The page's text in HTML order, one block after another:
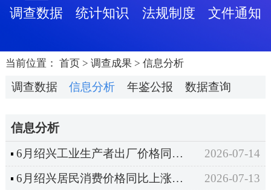
调查数据 统计知识 法规制度 文件通知
当前位置： 首页 > 调查成果 > 信息分析
调查数据 信息分析 年鉴公报 数据查询
信息分析
6月绍兴工业生产者出厂价格同比上涨5.5%
2026-07-14
6月绍兴居民消费价格同比上涨0.8%
2026-07-13